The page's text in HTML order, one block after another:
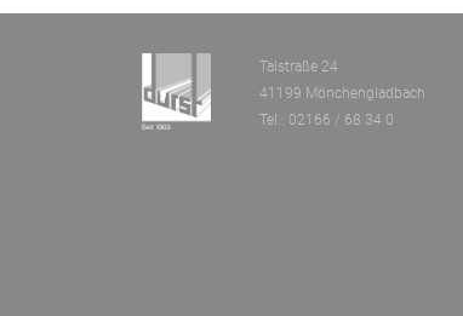
Talstraße 24
41199 Mönchengladbach
Tel.: 02166 / 68 34 0